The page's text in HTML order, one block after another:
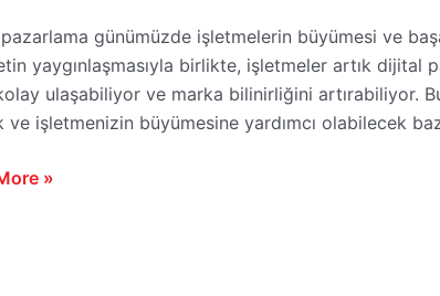
günümüzde işletmelerin büyümesi ve
yaygınlaşmasıyla birlikte, işletmeler artık dijital
ulaşabiliyor ve marka bilinirliğini artırabiliyor.
ve işletmenizin büyümesine yardımcı olabilecek
»